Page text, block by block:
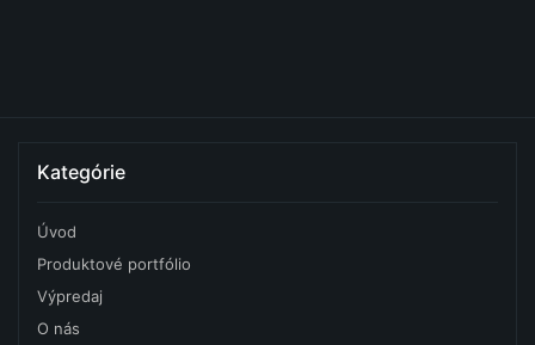
Kategórie
Úvod
Produktové portfólio
Výpredaj
O nás